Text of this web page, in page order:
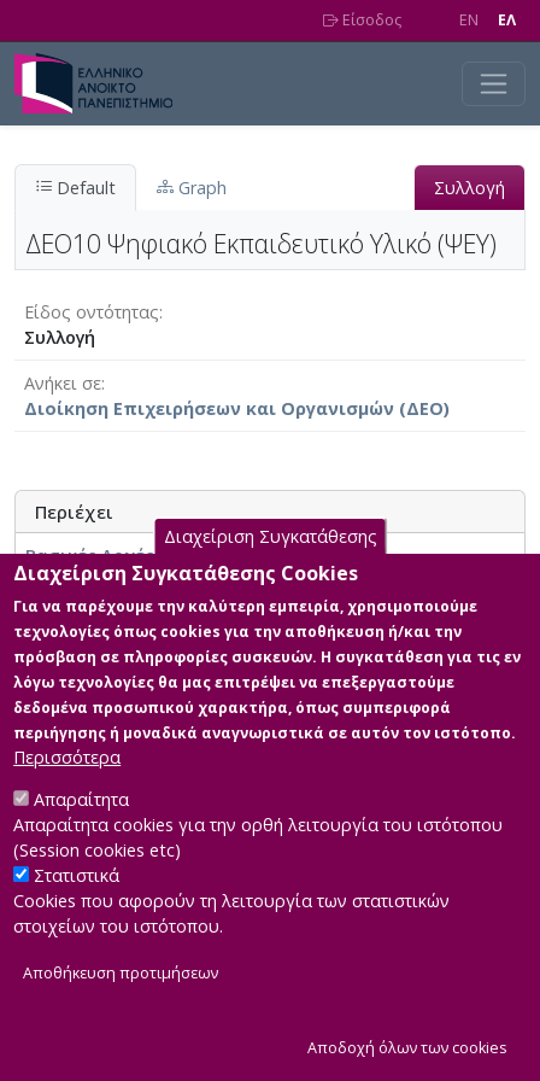
Είσοδος EN EΛ
Default Graph Συλλογή
ΔΕΟ10 Ψηφιακό Εκπαιδευτικό Υλικό (ΨΕΥ)
Είδος οντότητας
Συλλογή
Ανήκει σε
Διοίκηση Επιχειρήσεων και Οργανισμών (ΔΕΟ)
Περιέχει
Βασικές Αρχές Δικαίου και Διοίκησης
Developed byINTEROPTICS
Διαχείριση Συγκατάθεσης
Διαχείριση Συγκατάθεσης Cookies
Για να παρέχουμε την καλύτερη εμπειρία, χρησιμοποιούμε
τεχνολογίες όπως cookies για την αποθήκευση ή/και την
πρόσβαση σε πληροφορίες συσκευών. Η συγκατάθεση για τις εν
λόγω τεχνολογίες θα μας επιτρέψει να επεξεργαστούμε
δεδομένα προσωπικού χαρακτήρα, όπως συμπεριφορά
περιήγησης ή μοναδικά αναγνωριστικά σε αυτόν τον ιστότοπο.
Περισσότερα
Απαραίτητα
Απαραίτητα cookies για την ορθή λειτουργία του ιστότοπου
(Session cookies etc)
Στατιστικά
Cookies που αφορούν τη λειτουργία των στατιστικών
στοιχείων του ιστότοπου.
Αποθήκευση προτιμήσεων
Αποδοχή όλων των cookies